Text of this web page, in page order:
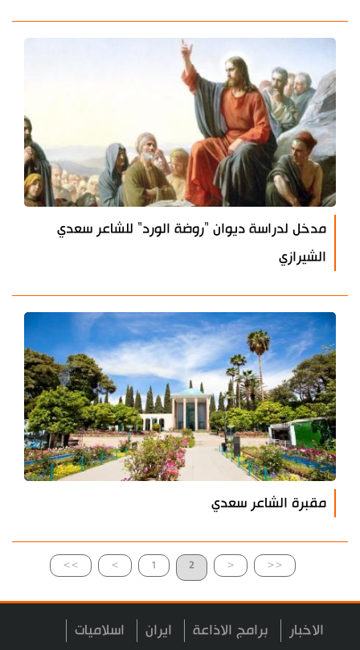
مدخل لدراسة ديوان "روضة الورد" للشاعر سعدي
الشيرازي
مقبرة الشاعر سعدي
>> > 1 2 < <<
الاخبار برامج الاذاعة ايران اسلاميات